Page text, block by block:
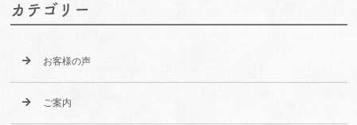
カテゴリー
お客様の声
ご案内